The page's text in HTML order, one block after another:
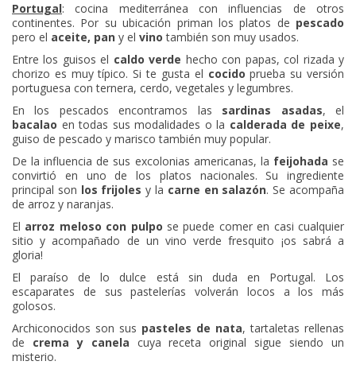
Portugal: cocina mediterránea con influencias de otros
continentes. Por su ubicación priman los platos de pescado
pero el aceite, pan y el vino también son muy usados.
Entre los guisos el caldo verde hecho con papas, col rizada y
chorizo es muy típico. Si te gusta el cocido prueba su versión
portuguesa con ternera, cerdo, vegetales y legumbres.
En los pescados encontramos las sardinas asadas, el
bacalao en todas sus modalidades o la calderada de peixe,
guiso de pescado y marisco también muy popular.
De la influencia de sus excolonias americanas, la feijohada se
convirtió en uno de los platos nacionales. Su ingrediente
principal son los frijolesy la carne en salazón. Se acompaña
de arroz y naranjas.
El arroz meloso con pulpo se puede comer en casi cualquier
sitio y acompañado de un vino verde fresquito ¡os sabrá a
gloria!
El paraíso de lo dulce está sin duda en Portugal. Los
escaparates de sus pastelerías volverán locos a los más
golosos.
Archiconocidos son sus pasteles de nata, tartaletas rellenas
de crema y canela cuya receta original sigue siendo un
misterio.